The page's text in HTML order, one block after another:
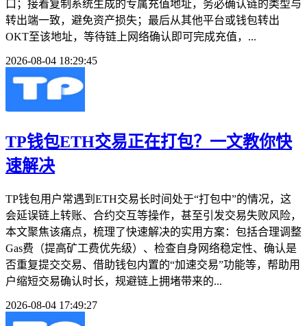
口；接着复制系统生成的专属充值地址，务必确认链的类型与
转出端一致，避免资产损失；最后从其他平台或钱包转出
OKT至该地址，等待链上网络确认即可完成充值，...
2026-08-04 18:29:45
TP钱包ETH交易正在打包？一文教你快
速解决
TP钱包用户常遇到ETH交易长时间处于“打包中”的情况，这
会延误链上转账、合约交互等操作，甚至引发交易失败风险，
本文聚焦该痛点，梳理了快速解决的实用方案：包括合理调整
Gas费（提高矿工费优先级）、检查自身网络稳定性、确认是
否重复提交交易、借助钱包内置的“加速交易”功能等，帮助用
户缩短交易确认时长，规避链上拥堵带来的...
2026-08-04 17:49:27